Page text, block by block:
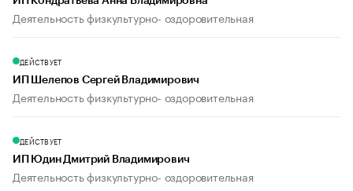
Деятельность физкультурно- оздоровительная
ДЕЙСТВУЕТ
ИП Шелепов Сергей Владимирович
Деятельность физкультурно- оздоровительная
ДЕЙСТВУЕТ
ИП Юдин Дмитрий Владимирович
Деятельность физкультурно- оздоровительная